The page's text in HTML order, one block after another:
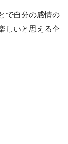
で自分の感情の
しいと思える企